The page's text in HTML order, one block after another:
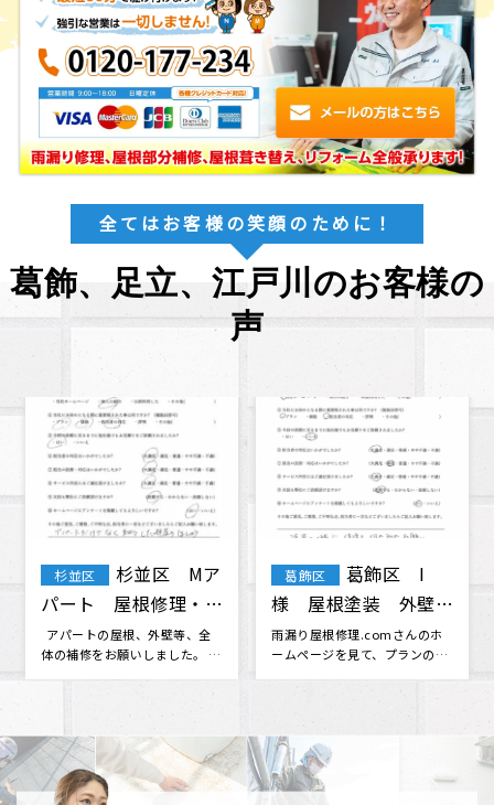
全てはお客様の笑顔のために！
葛飾、足立、江戸川のお客様の
声
江戸川区
江戸川区
A様 外壁塗装
外壁塗装をお願いしたく、ホー
ムページから通じて問い合わせ
葛飾区
葛飾区鎌倉i
様邸瓦葺き替え・トイ
交換工事
瓦葺き替え工事とトイ交換を
株式会社眞友 様にお願いしま